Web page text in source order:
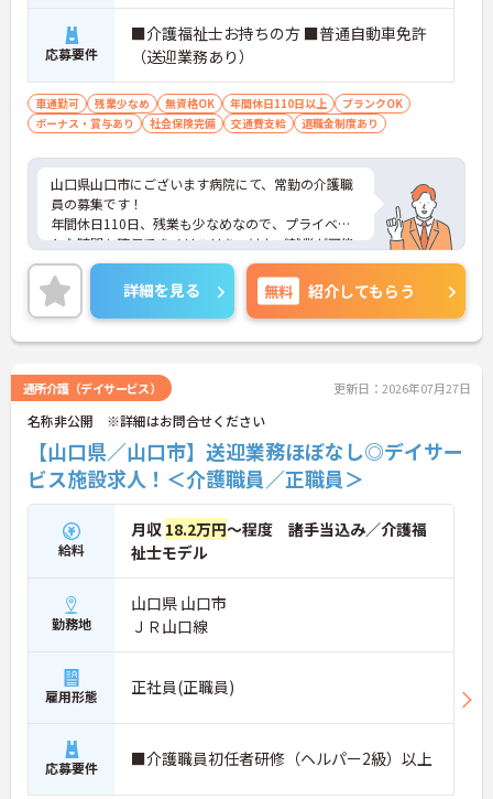
応募要件
■介護福祉士お持ちの方 ■普通自動車免許
（送迎業務あり）
車通勤可 残業少なめ 無資格OK 年間休日110日以上
ブランクOK
ボーナス・賞与あり
社会保険完備 交通費支給 退職金制度あり
山口県山口市にございます病院にて、常勤の介護職
員の募集です！
年間休日110日、残業も少なめなので、プライベー
トな時間も確保できメリハリをつけたご就業が可能
です◎
賞与も3.3ヶ月分の実績があり、頑張りをしっかり評
価してくれる環境が整っています！
ご興味ある方には、面接対策ポイントなど、さらに
詳細をお話しいたしますのでお気軽にご相談くださ
詳細を見る 無料 紹介してもらう
通所介護（デイサービス） 更新日：2026年07月27日
名称非公開 ※詳細はお問合せください
【山口県／山口市】送迎業務ほぼなし◎デイサー
ビス施設求人！＜介護職員／正職員＞
給料
月収 18.2万円～程度 諸手当込み／介護福
祉士モデル
勤務地
山口県 山口市
ＪＲ山口線
雇用形態 正社員(正職員)
応募要件 ■介護職員初任者研修（ヘルパー2級）以上